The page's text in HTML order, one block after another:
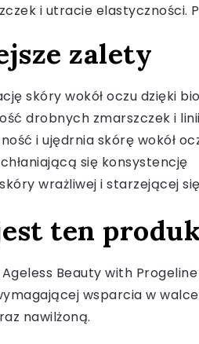
i utracie elastyczności.
zalety
skóry wokół oczu dzięki
drobnych zmarszczek i
i ujędrnia skórę wokół
się konsystencję
wrażliwej i starzejącej się
ten
Beauty with
wsparcia w
nawilżoną.